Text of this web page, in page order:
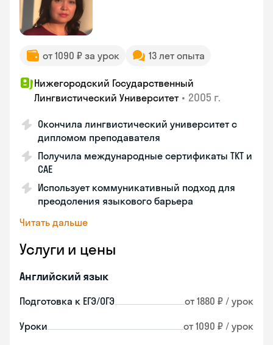
от 1090 ₽ за урок 13 лет опыта
Нижегородский Государственный
Лингвистический Университет • 2005 г.
Окончила лингвистический университет с
дипломом преподавателя
Получила международные сертификаты TKT и
CAE
Использует коммуникативный подход для
преодоления языкового барьера
Читать дальше
Услуги и цены
Английский язык
Подготовка к ЕГЭ/ОГЭ от 1880 ₽ / урок
Уроки от 1090 ₽ / урок